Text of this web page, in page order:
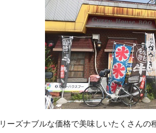
リーズナブルな価格で美味しいたくさんの